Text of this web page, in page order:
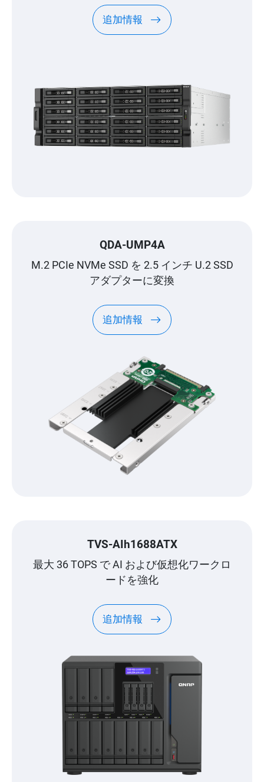
追加情報
QDA-UMP4A
M.2 PCIe NVMe SSD を 2.5 インチ U.2 SSD
アダプターに変換
追加情報
TVS-AIh1688ATX
最大 36 TOPS で AI および仮想化ワークロ
ードを強化
追加情報